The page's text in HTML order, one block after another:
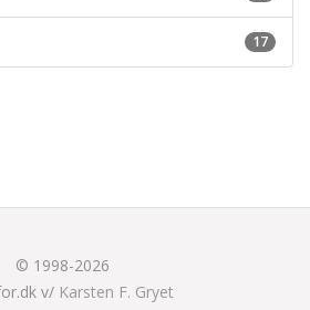
17
© 1998-2026
v/ Karsten F. Gryet